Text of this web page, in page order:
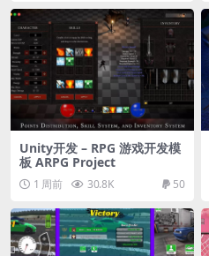
D!
Unity开发 – RPG 游戏开发模
板 ARPG Project
1 周前 30.8K 50